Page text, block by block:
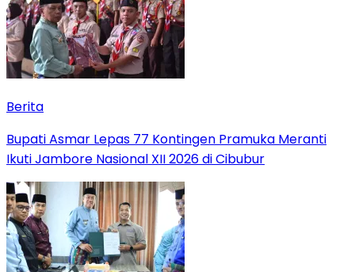
Berita
Bupati Asmar Lepas 77 Kontingen Pramuka Meranti
Ikuti Jambore Nasional XII 2026 di Cibubur